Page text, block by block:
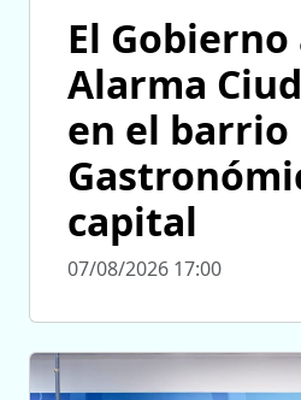
El
Alarma
en el barrio
capital
07/08/2026 17:00